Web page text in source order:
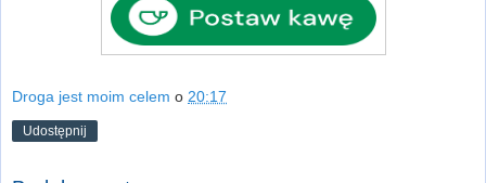
Droga jest moim celem o 20:17
Udostępnij